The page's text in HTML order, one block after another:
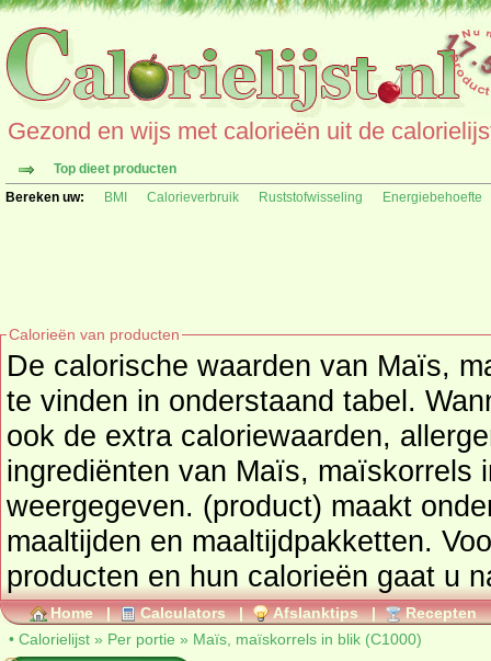
Gezond en wijs met calorieën uit de
Top dieet producten
Bereken uw:
BMI Calorieverbruik Ruststofwisseling Energiebehoefte
Calorieën van producten
De calorische waarden van Maïs,
te vinden in onderstaand tabel. Wanneer beschikbaar
ook de extra caloriewaarden,
ingrediënten van Maïs, maïskorrels
weergegeven. (product)
maaltijden en maaltijdpakketten.
producten en hun calorieën gaat u
Home | Calculators | Afslanktips | Recepten
• Calorielijst » Per portie » Maïs, maïskorrels in blik (C1000)